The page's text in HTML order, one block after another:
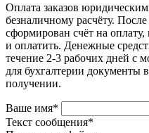
Оплата заказов
безналичному расчёту.
сформирован счёт на
и оплатить. Денежные
течение 2-3 рабочих дней с
для бухгалтерии документы
получении.
Ваше имя*
Текст сообщения*